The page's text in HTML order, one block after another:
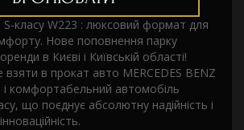
S-класу W223 : люксовий формат для
Нове поповнення парку
в Києві і Київській області!
в прокат авто MERCEDES BENZ
комфортабельний автомобіль
що поєднує абсолютну надійність і